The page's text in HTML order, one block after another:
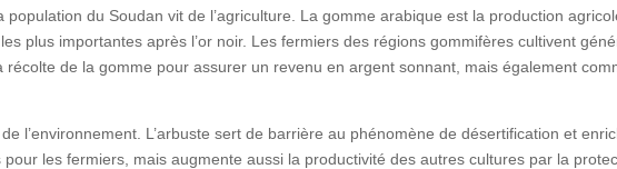
du Soudan vit de l’agriculture. La gomme arabique est la production
plus importantes après l’or noir. Les fermiers des régions gommifères cultivent
récolte de la gomme pour assurer un revenu en argent sonnant, mais également
l’environnement. L’arbuste sert de barrière au phénomène de désertification et
les fermiers, mais augmente aussi la productivité des autres cultures par la